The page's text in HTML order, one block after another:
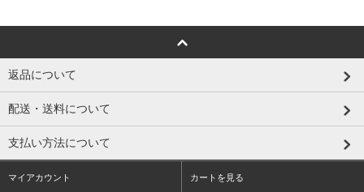
返品について
配送・送料について
支払い方法について
マイアカウント カートを見る